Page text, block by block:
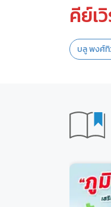
คีย์เ
บลู พงศ์